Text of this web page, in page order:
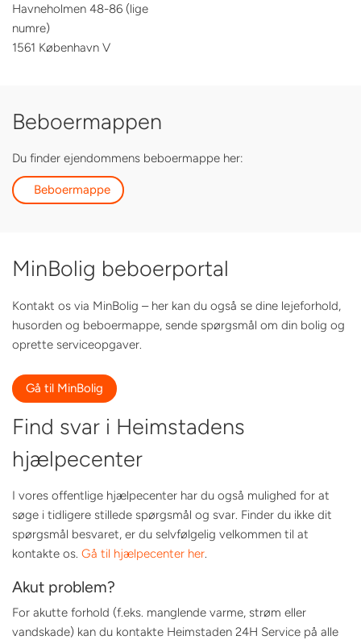
Havneholmen 48-86 (lige
numre)
1561 København V
Beboermappen
Du finder ejendommens beboermappe her:
Beboermappe
MinBolig beboerportal
Kontakt os via MinBolig – her kan du også se dine lejeforhold,
husorden og beboermappe, sende spørgsmål om din bolig og
oprette serviceopgaver.
Gå til MinBolig
Find svar i Heimstadens
hjælpecenter
I vores offentlige hjælpecenter har du også mulighed for at
søge i tidligere stillede spørgsmål og svar. Finder du ikke dit
spørgsmål besvaret, er du selvfølgelig velkommen til at
kontakte os. Gå til hjælpecenter her.
Akut problem?
For akutte forhold (f.eks. manglende varme, strøm eller
vandskade) kan du kontakte Heimstaden 24H Service på alle